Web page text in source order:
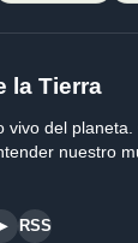
la Tierra
vivo del
nuestro
RSS